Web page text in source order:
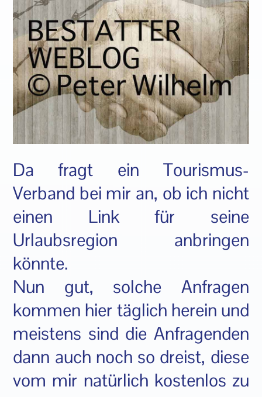
Da fragt ein Tourismus-
Verband bei mir an, ob ich nicht
einen Link für seine
Urlaubsregion anbringen
könnte.
Nun gut, solche Anfragen
kommen hier täglich herein und
meistens sind die Anfragenden
dann auch noch so dreist, diese
vom mir natürlich kostenlos zu